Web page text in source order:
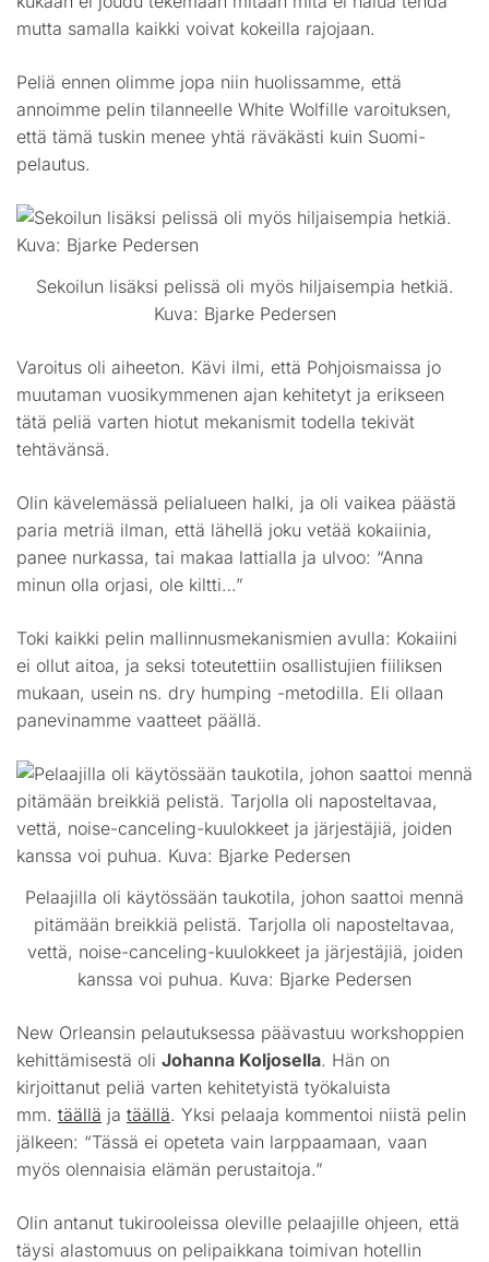
mutta samalla kaikki voivat kokeilla rajojaan.
Peliä ennen olimme jopa niin huolissamme, että
annoimme pelin tilanneelle White Wolfille varoituksen,
että tämä tuskin menee yhtä räväkästi kuin Suomi-
pelautus.
Sekoilun lisäksi pelissä oli myös hiljaisempia hetkiä.
Kuva: Bjarke Pedersen
Varoitus oli aiheeton. Kävi ilmi, että Pohjoismaissa jo
muutaman vuosikymmenen ajan kehitetyt ja erikseen
tätä peliä varten hiotut mekanismit todella tekivät
tehtävänsä.
Olin kävelemässä pelialueen halki, ja oli vaikea päästä
paria metriä ilman, että lähellä joku vetää kokaiinia,
panee nurkassa, tai makaa lattialla ja ulvoo: “Anna
minun olla orjasi, ole kiltti…”
Toki kaikki pelin mallinnusmekanismien avulla: Kokaiini
ei ollut aitoa, ja seksi toteutettiin osallistujien fiiliksen
mukaan, usein ns. dry humping -metodilla. Eli ollaan
panevinamme vaatteet päällä.
Pelaajilla oli käytössään taukotila, johon saattoi mennä
pitämään breikkiä pelistä. Tarjolla oli naposteltavaa,
vettä, noise-canceling-kuulokkeet ja järjestäjiä, joiden
kanssa voi puhua. Kuva: Bjarke Pedersen
New Orleansin pelautuksessa päävastuu workshoppien
kehittämisestä oli Johanna Koljosella. Hän on
kirjoittanut peliä varten kehitetyistä työkaluista
mm. täällä ja täällä. Yksi pelaaja kommentoi niistä pelin
jälkeen: “Tässä ei opeteta vain larppaamaan, vaan
myös olennaisia elämän perustaitoja.”
Olin antanut tukirooleissa oleville pelaajille ohjeen, että
täysi alastomuus on pelipaikkana toimivan hotellin